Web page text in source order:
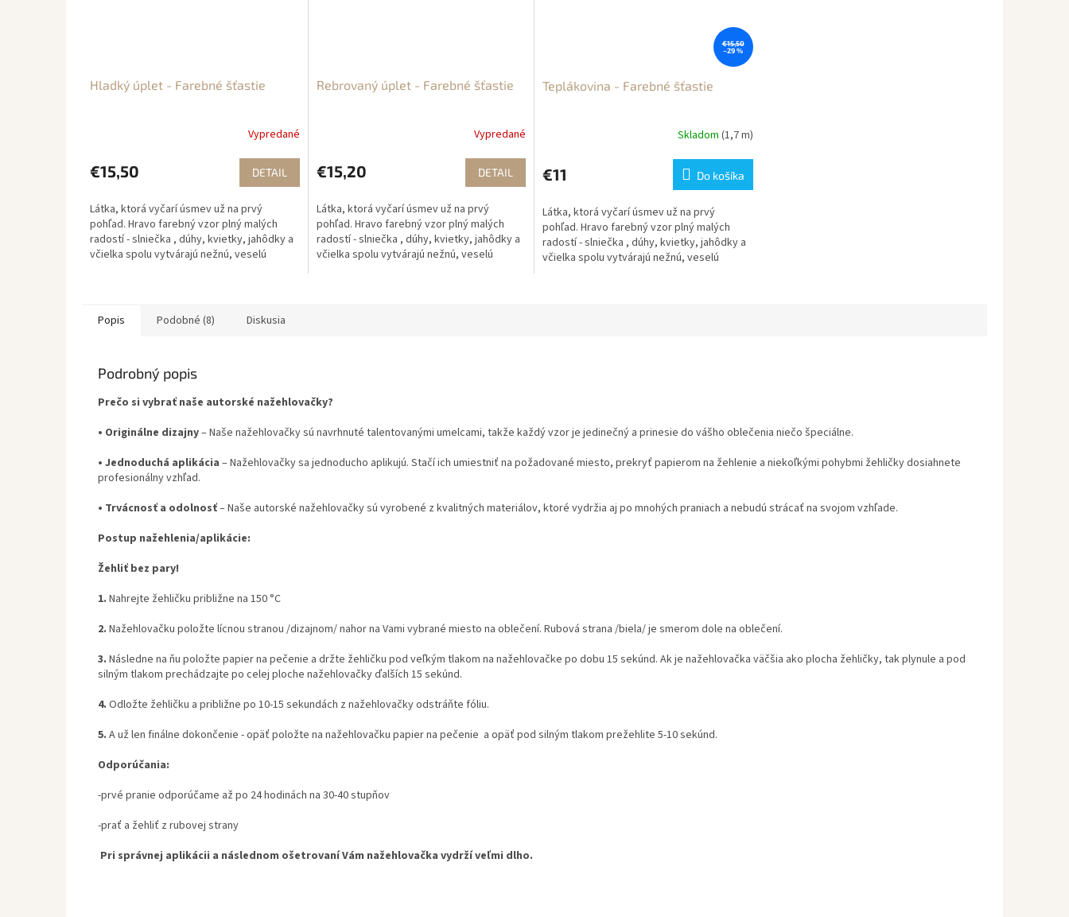
Hladký úplet - Farebné šťastie
Vypredané
€15,50 DETAIL
Látka, ktorá vyčarí úsmev už na prvý
pohľad. Hravo farebný vzor plný malých
radostí - slniečka , dúhy, kvietky, jahôdky a
včielka spolu vytvárajú nežnú, veselú
Rebrovaný úplet - Farebné šťastie
Vypredané
€15,20 DETAIL
Látka, ktorá vyčarí úsmev už na prvý
pohľad. Hravo farebný vzor plný malých
radostí - slniečka , dúhy, kvietky, jahôdky a
včielka spolu vytvárajú nežnú, veselú
€15,50
–29 %
Teplákovina - Farebné šťastie
Skladom (1,7 m)
€11 Do košíka
Látka, ktorá vyčarí úsmev už na prvý
pohľad. Hravo farebný vzor plný malých
radostí - slniečka , dúhy, kvietky, jahôdky a
včielka spolu vytvárajú nežnú, veselú
Popis Podobné (8) Diskusia
Podrobný popis
Prečo si vybrať naše autorské nažehlovačky?
• Originálne dizajny– Naše nažehlovačky sú navrhnuté talentovanými umelcami, takže každý vzor je jedinečný a prinesie do vášho oblečenia niečo špeciálne.
• Jednoduchá aplikácia – Nažehlovačky sa jednoducho aplikujú. Stačí ich umiestniť na požadované miesto, prekryť papierom na žehlenie a niekoľkými pohybmi žehličky dosiahnete
profesionálny vzhľad.
• Trvácnosť a odolnosť– Naše autorské nažehlovačky sú vyrobené z kvalitných materiálov, ktoré vydržia aj po mnohých praniach a nebudú strácať na svojom vzhľade.
Postup nažehlenia/aplikácie:
Žehliť bez pary!
1. Nahrejte žehličku približne na 150 °C
2. Nažehlovačku položte lícnou stranou /dizajnom/ nahor na Vami vybrané miesto na oblečení. Rubová strana /biela/ je smerom dole na oblečení.
3. Následne na ňu položte papier na pečenie a držte žehličku pod veľkým tlakom na nažehlovačke po dobu 15 sekúnd. Ak je nažehlovačka väčšia ako plocha žehličky, tak plynule a pod
silným tlakom prechádzajte po celej ploche nažehlovačky ďalších 15 sekúnd.
4. Odložte žehličku a približne po 10-15 sekundách z nažehlovačky odstráňte fóliu.
5. A už len finálne dokončenie - opäť položte na nažehlovačku papier na pečenie a opäť pod silným tlakom prežehlite 5-10 sekúnd.
Odporúčania:
-prvé pranie odporúčame až po 24 hodinách na 30-40 stupňov
-prať a žehliť z rubovej strany
Pri správnej aplikácii a následnom ošetrovaní Vám nažehlovačka vydrží veľmi dlho.